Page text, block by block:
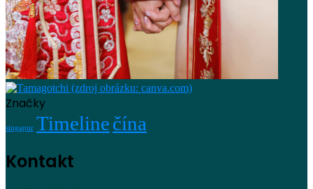
Značky
singapur Timelinečína
Kontakt